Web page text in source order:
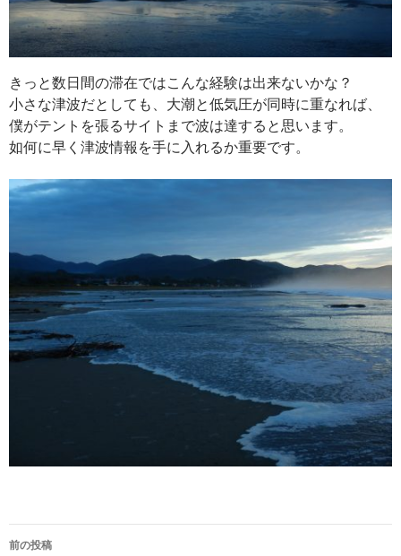
きっと数日間の滞在ではこんな経験は出来ないかな？
小さな津波だとしても、大潮と低気圧が同時に重なれば、
僕がテントを張るサイトまで波は達すると思います。
如何に早く津波情報を手に入れるか重要です。
前の投稿